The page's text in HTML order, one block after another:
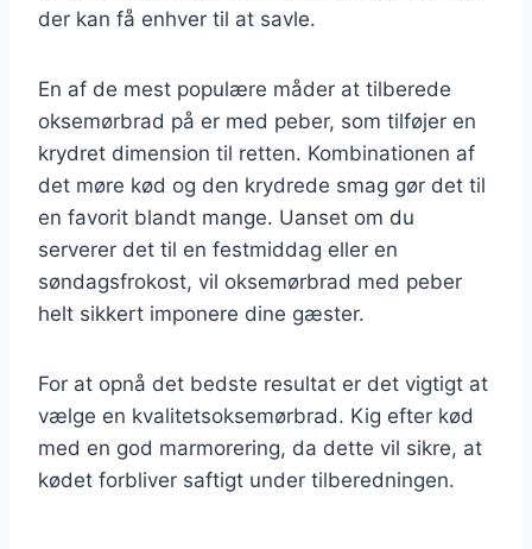
der kan få enhver til at savle.
En af de mest populære måder at tilberede
oksemørbrad på er med peber, som tilføjer en
krydret dimension til retten. Kombinationen af
det møre kød og den krydrede smag gør det til
en favorit blandt mange. Uanset om du
serverer det til en festmiddag eller en
søndagsfrokost, vil oksemørbrad med peber
helt sikkert imponere dine gæster.
For at opnå det bedste resultat er det vigtigt at
vælge en kvalitetsoksemørbrad. Kig efter kød
med en god marmorering, da dette vil sikre, at
kødet forbliver saftigt under tilberedningen.